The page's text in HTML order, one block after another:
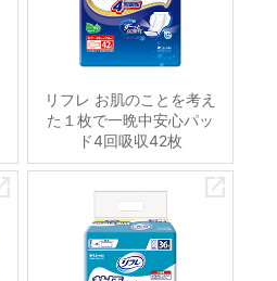
リフレ お肌のことを考え
た１枚で一晩中安心パッ
ド4回吸収42枚